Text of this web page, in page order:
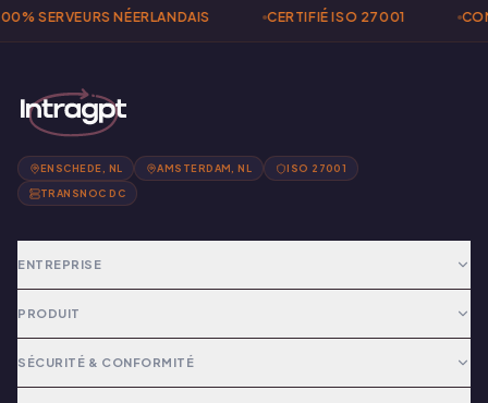
SERVEURS NÉERLANDAIS CERTIFIÉ ISO 27001
ENSCHEDE, NL AMSTERDAM, NL ISO 27001
TRANSNOC DC
ENTREPRISE
PRODUIT
SÉCURITÉ & CONFORMITÉ